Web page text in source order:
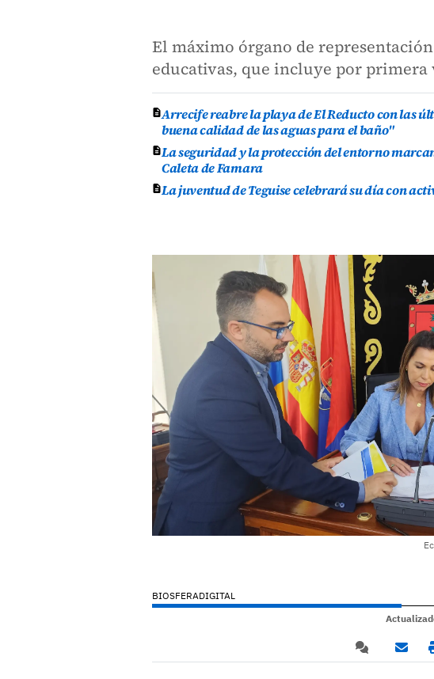
El máximo órgano de
educativas, que incluye por primera
Arrecife reabre la playa de El Reducto con las
buena calidad de las aguas para el baño"
La seguridad y la protección del entorno
Caleta de Famara
La juventud de Teguise celebrará su día con
BIOSFERADIGITAL